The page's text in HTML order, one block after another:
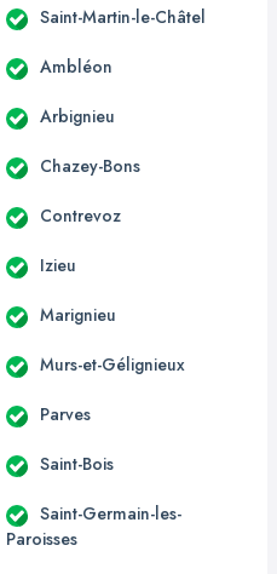
Saint-Martin-le-Châtel
Ambléon
Arbignieu
Chazey-Bons
Contrevoz
Izieu
Marignieu
Murs-et-Gélignieux
Parves
Saint-Bois
Saint-Germain-les-
Paroisses